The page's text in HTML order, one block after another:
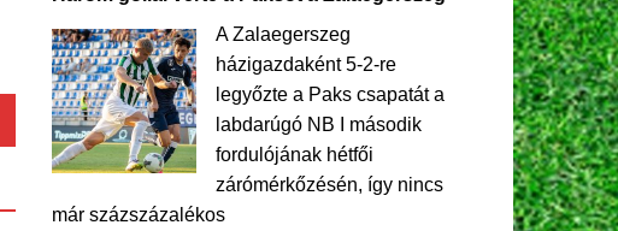
A Zalaegerszeg
házigazdaként 5-2-re
legyőzte a Paks csapatát a
labdarúgó NB I második
fordulójának hétfői
zárómérkőzésén, így nincs
már százszázalékos